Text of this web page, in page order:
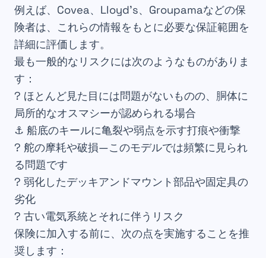
例えば、Covea、Lloyd’s、Groupamaなどの保
険者は、これらの情報をもとに必要な保証範囲を
詳細に評価します。
最も一般的なリスクには次のようなものがありま
す：
? ほとんど見た目には問題がないものの、胴体に
局所的なオスマシーが認められる場合
⚓ 船底のキールに亀裂や弱点を示す打痕や衝撃
? 舵の摩耗や破損—このモデルでは頻繁に見られ
る問題です
? 弱化したデッキアンドマウント部品や固定具の
劣化
? 古い電気系統とそれに伴うリスク
保険に加入する前に、次の点を実施することを推
奨します：